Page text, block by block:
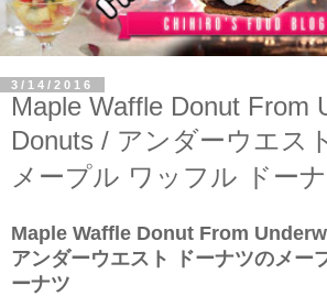
3/14/2016
Maple Waffle Donut From
Donuts / アンダーウエス
メープル ワッフル ドー
Maple Waffle Donut From
アンダーウエスト ドーナツのメー
ーナツ